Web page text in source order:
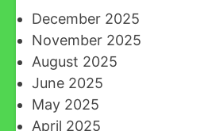
December 2025
November 2025
August 2025
June 2025
May 2025
April 2025